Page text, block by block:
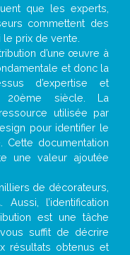
que les experts,
commettent des
le prix de vente.
d’une œuvre à
et donc la
d’expertise et
20ème siècle. La
utilisée par
pour identifier le
Cette documentation
une valeur ajoutée
de décorateurs,
. Aussi, l’identification
est une tâche
suffit de décrire
résultats obtenus et